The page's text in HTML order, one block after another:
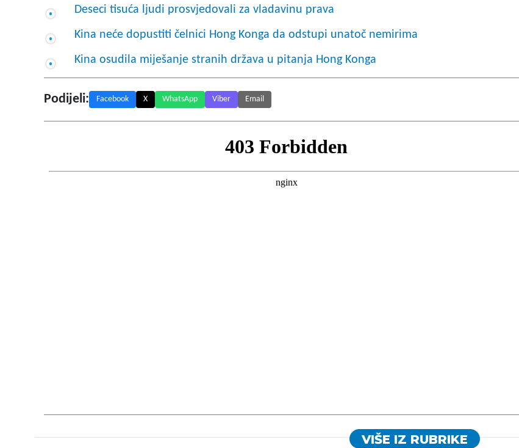
Deseci tisuća ljudi prosvjedovali za vladavinu prava
Kina neće dopustiti čelnici Hong Konga da odstupi unatoč nemirima
Kina osudila miješanje stranih država u pitanja Hong Konga
Podijeli: Facebook X WhatsApp Viber Email
VIŠE IZ RUBRIKE